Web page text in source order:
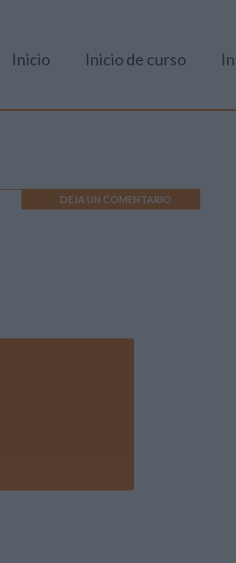
Inicio Inicio de curso
DEJA UN COMENTARIO